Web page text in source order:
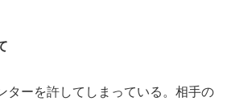
ターを許してしまっている。相手の